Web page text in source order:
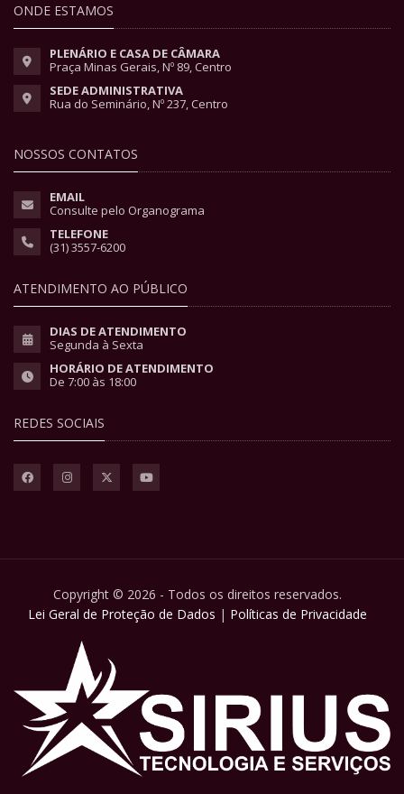
ONDE ESTAMOS
PLENÁRIO E CASA DE CÂMARA
Praça Minas Gerais, Nº 89, Centro
SEDE ADMINISTRATIVA
Rua do Seminário, Nº 237, Centro
NOSSOS CONTATOS
EMAIL
Consulte pelo Organograma
TELEFONE
(31) 3557-6200
ATENDIMENTO AO PÚBLICO
DIAS DE ATENDIMENTO
Segunda à Sexta
HORÁRIO DE ATENDIMENTO
De 7:00 às 18:00
REDES SOCIAIS
Copyright © 2026 - Todos os direitos reservados.
Lei Geral de Proteção de Dados | Políticas de Privacidade